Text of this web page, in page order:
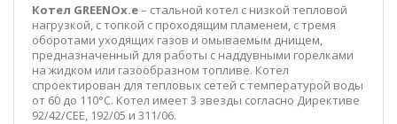
Котел GREENOx.e– стальной котел с низкой тепловой
нагрузкой, с топкой с проходящим пламенем, с тремя
оборотами уходящих газов и омываемым днищем,
предназначенный для работы с наддувными горелками
на жидком или газообразном топливе. Котел
спроектирован для тепловых сетей с температурой воды
от 60 до 110°C. Котел имеет 3 звезды согласно Директиве
92/42/CEE, 192/05 и 311/06.